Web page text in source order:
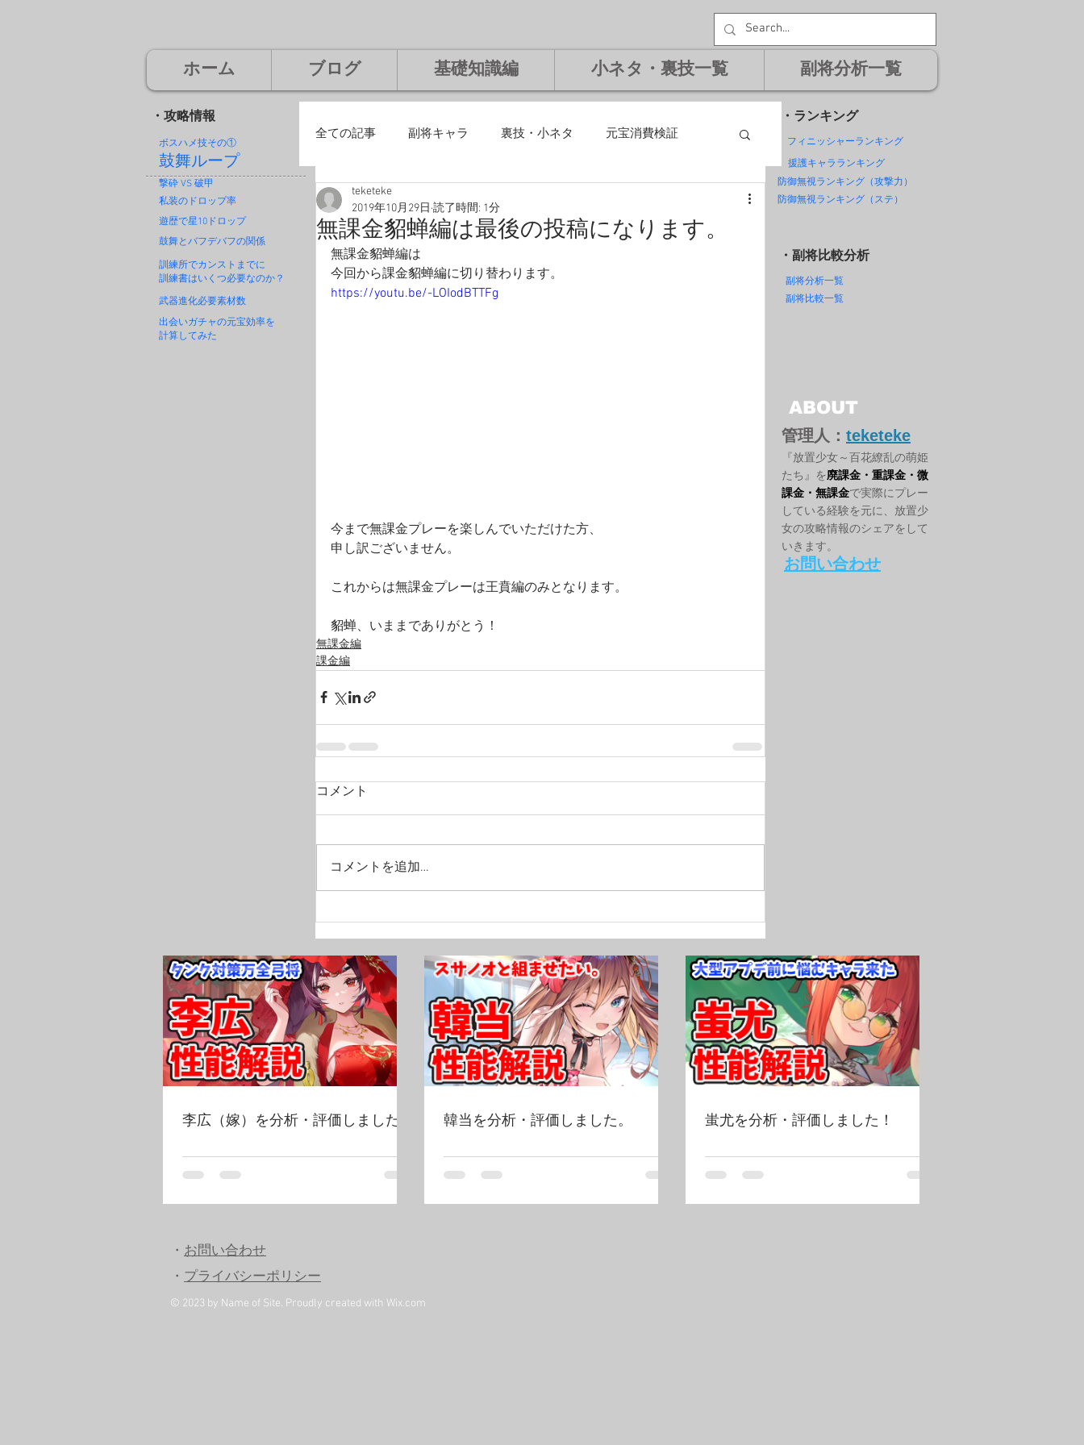
ホーム ブログ 基礎知識編 小ネタ・裏技一覧 副将分析一覧
・攻略情報
ボスハメ技その①
鼓舞ループ
撃砕 VS 破甲
私装のドロップ率
遊歴で星10ドロップ
鼓舞とバフデバフの関係
訓練所でカンストまでに
訓練書はいくつ必要なのか？
武器進化必要素材数
出会いガチャの元宝効率を
計算してみた
全ての記事 副将キャラ 裏技・小ネタ 元宝消費検証
廃課金編
神将交換副将
無課金貂蝉編は最後の投稿になります。
teketeke
2019年10月29日 読了時間: 1分
無課金貂蝉編は
今回から課金貂蝉編に切り替わります。
https://youtu.be/-LOIodBTTFg
今まで無課金プレーを楽しんでいただけた方、
申し訳ございません。
これからは無課金プレーは王賁編のみとなります。
貂蝉、いままでありがとう！
無課金編
課金編
コメント
コメントを追加…
フィニッシャーランキング
援護キャラランキング
防御無視ランキング（攻撃力）
防御無視ランキング（ステ）
・ランキング
副将分析一覧
副将比較一覧
・副将比較分析
お問い合わせ
ABOUT
管理人： teketeke
『放置少女～百花繚乱の萌姫
たち』を廃課金・重課金・微
課金・無課金で実際にプレー
している経験を元に、放置少
女の攻略情報のシェアをして
いきます。
李広（嫁）を分析・評価しました！ 韓当を分析・評価しました。 蚩尤を分析・評価しました！
・ お問い合わせ
・ プライバシーポリシー
© 2023 by Name of Site. Proudly created with Wix.com